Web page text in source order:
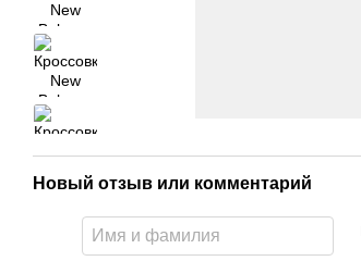
Новый отзыв или комментарий